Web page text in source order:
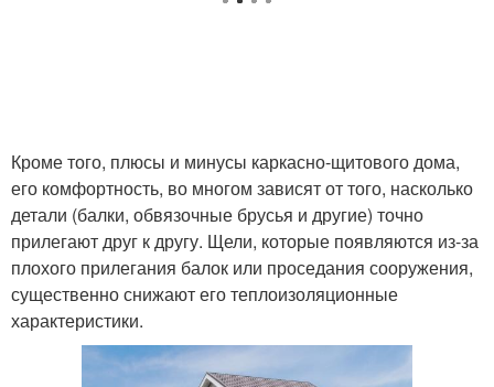
Кроме того, плюсы и минусы каркасно-щитового дома,
его комфортность, во многом зависят от того, насколько
детали (балки, обвязочные брусья и другие) точно
прилегают друг к другу. Щели, которые появляются из-за
плохого прилегания балок или проседания сооружения,
существенно снижают его теплоизоляционные
характеристики.